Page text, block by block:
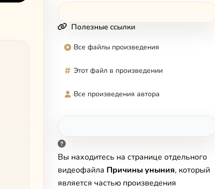
Полезные ссылки
Все файлы произведения
Этот файл в произведении
Все произведения автора
Вы находитесь на странице отдельного
видеофайла Причины уныния, который
является частью произведения